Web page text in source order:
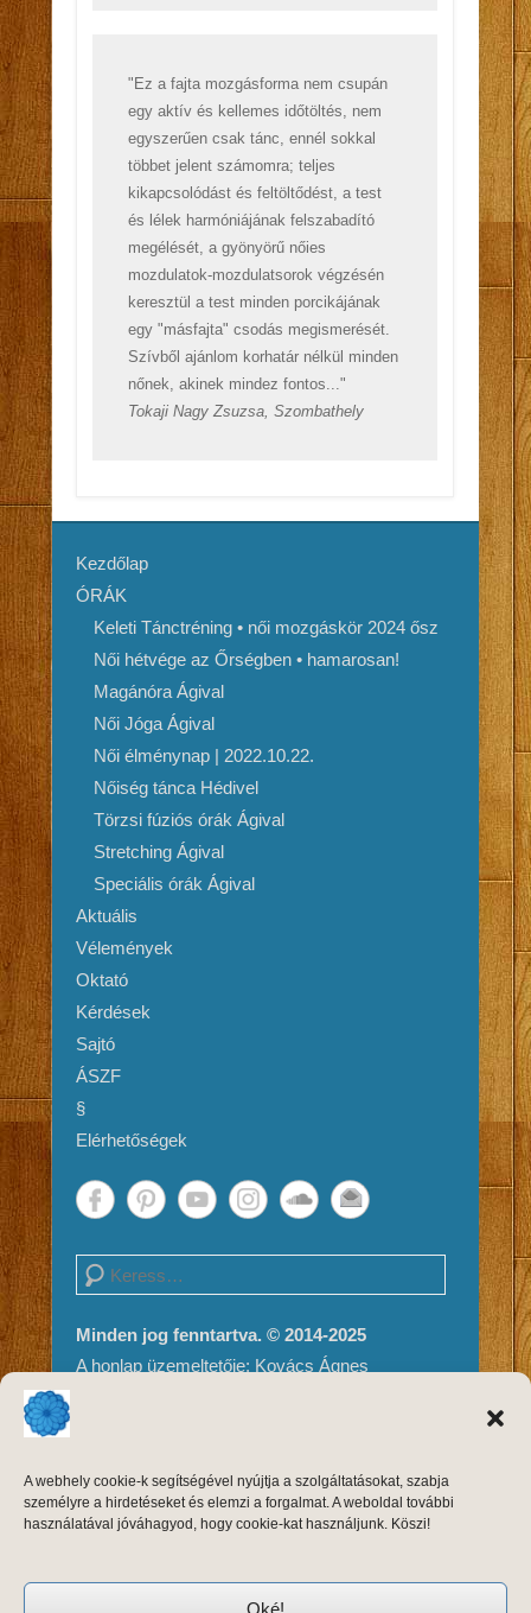
A webhely cookie-k segítségével nyújtja a szolgáltatásokat, szabja
személyre a hirdetéseket és elemzi a forgalmat. A weboldal további
használatával jóváhagyod, hogy cookie-kat használjunk. Köszi!
Oké!
"Ez a fajta mozgásforma nem csupán
egy aktív és kellemes időtöltés, nem
egyszerűen csak tánc, ennél sokkal
többet jelent számomra; teljes
kikapcsolódást és feltöltődést, a test
és lélek harmóniájának felszabadító
megélését, a gyönyörű nőies
mozdulatok-mozdulatsorok végzésén
keresztül a test minden porcikájának
egy "másfajta" csodás megismerését.
Szívből ajánlom korhatár nélkül minden
nőnek, akinek mindez fontos..."
Tokaji Nagy Zsuzsa, Szombathely
Kezdőlap
ÓRÁK
Keleti Tánctréning • női mozgáskör 2024 ősz
Női hétvége az Őrségben • hamarosan!
Magánóra Ágival
Női Jóga Ágival
Női élménynap | 2022.10.22.
Nőiség tánca Hédivel
Törzsi fúziós órák Ágival
Stretching Ágival
Speciális órák Ágival
Aktuális
Vélemények
Oktató
Kérdések
Sajtó
ÁSZF
§
Elérhetőségek
Search
Minden jog fenntartva. © 2014-2025
A honlap üzemeltetője: Kovács Ágnes
jogvédelem alatt áll, másolni, módosítani
kizárólag a szerző, Kovács Ágnes írásos